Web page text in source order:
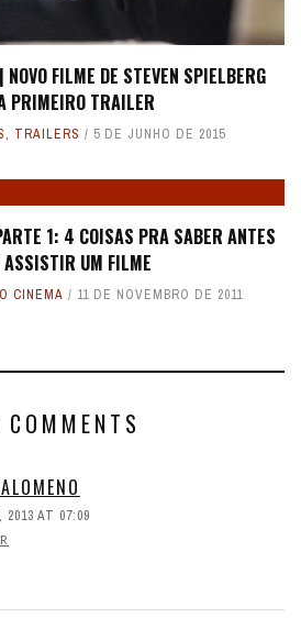
FILME DE STEVEN SPIELBERG
PRIMEIRO TRAILER
, TRAILERS 5 DE JUNHO DE 2015
1: 4 COISAS PRA SABER ANTES
ASSISTIR UM FILME
CINEMA 11 DE NOVEMBRO DE 2011
2013 AT 07:09